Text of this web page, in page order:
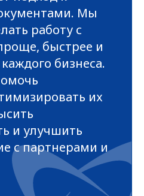
Мы
работу с
быстрее и
бизнеса.
их
и улучшить
с партнерами и